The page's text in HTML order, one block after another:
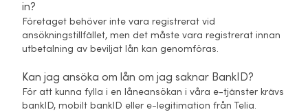
in?
Företaget behöver inte vara registrerat vid
ansökningstillfället, men det måste vara registrerat innan
utbetalning av beviljat lån kan genomföras.
Kan jag ansöka om lån om jag saknar BankID?
För att kunna fylla i en låneansökan i våra e-tjänster krävs
bankID, mobilt bankID eller e-legitimation från Telia.